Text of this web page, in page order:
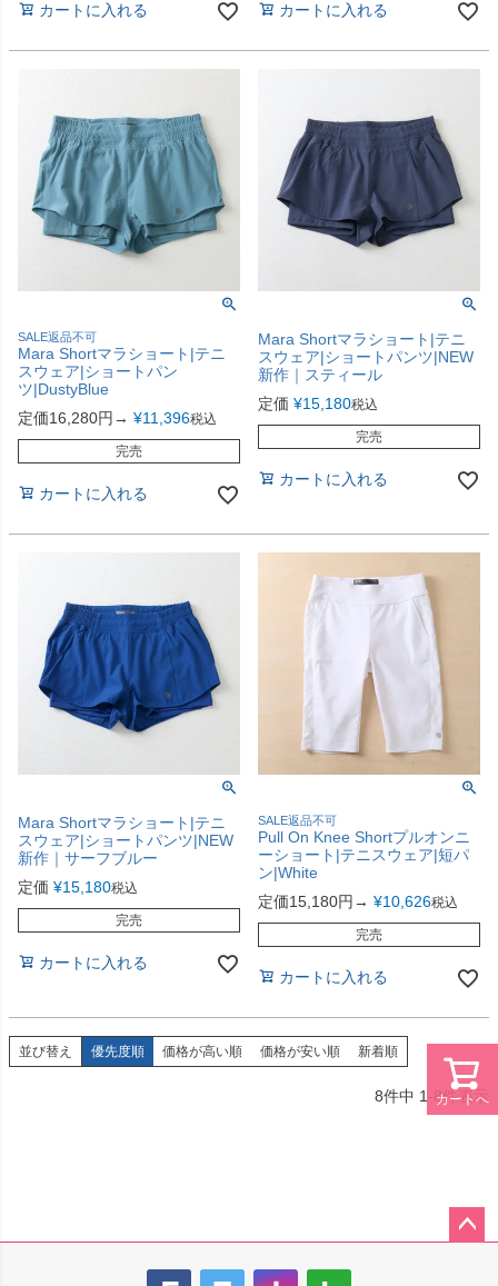
カートに入れる カートに入れる
SALE返品不可
Mara Shortマラショート|テニ
スウェア|ショートパン
ツ|DustyBlue
定価16,280円→ ¥11,396税込
完売
カートに入れる
Mara Shortマラショート|テニ
スウェア|ショートパンツ|NEW
新作｜スティール
定価 ¥15,180税込
完売
カートに入れる
Mara Shortマラショート|テニ
スウェア|ショートパンツ|NEW
新作｜サーフブルー
定価 ¥15,180税込
完売
カートに入れる
SALE返品不可
Pull On Knee Shortプルオンニ
ーショート|テニスウェア|短パ
ン|White
定価15,180円→ ¥10,626税込
完売
カートに入れる
並び替え 優先度順 価格が高い順 価格が安い順 新着順
8件中 1 8件表示
カートへ